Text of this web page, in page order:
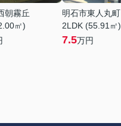
朝霧丘
㎡)
明石市東人丸町
2LDK (55.91㎡)
7.5万円